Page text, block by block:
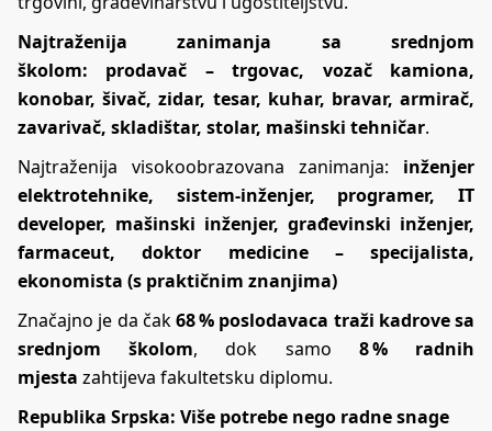
Najtraženija zanimanja sa srednjom
školom:
prodavač – trgovac, vozač kamiona,
konobar, šivač, zidar, tesar, kuhar, bravar, armirač,
zavarivač, skladištar, stolar, mašinski tehničar.
Najtraženija visokoobrazovana zanimanja: inženjer
elektrotehnike, sistem-inženjer, programer, IT
developer, mašinski inženjer, građevinski inženjer,
farmaceut, doktor medicine – specijalista,
ekonomista (s praktičnim znanjima)
Značajno je da čak68 % poslodavaca traži kadrove sa
srednjom školom, dok samo 8 % radnih
mjesta zahtijeva fakultetsku diplomu.
Republika Srpska: Više potrebe nego radne snage